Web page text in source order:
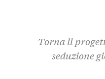
Torna il
seduzione